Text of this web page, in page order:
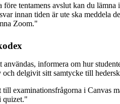
tentamens avslut kan du lämna
innan tiden är ute ska meddela
Zoom."
användas, informera om hur
och delgivit sitt samtycke till
examinationsfrågorna i Canvas
quizet."